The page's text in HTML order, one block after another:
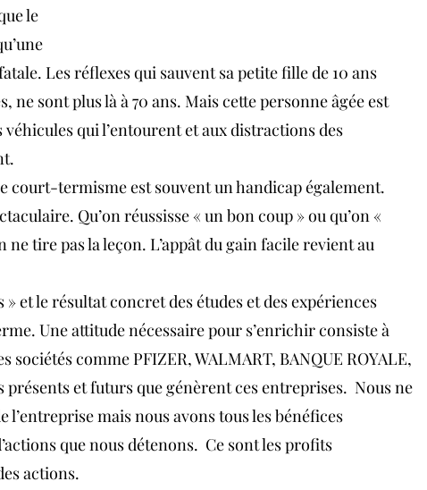
le
Les réflexes qui sauvent sa petite fille de 10 ans
ne sont plus là à 70 ans. Mais cette personne âgée est
qui l’entourent et aux distractions des
court-termisme est souvent un handicap également.
Qu’on réussisse « un bon coup » ou qu’on «
ne tire pas la leçon. L’appât du gain facile revient au
et le résultat concret des études et des expériences
Une attitude nécessaire pour s’enrichir consiste à
comme PFIZER, WALMART, BANQUE ROYALE,
et futurs que génèrent ces entreprises.  Nous ne
l’entreprise mais nous avons tous les bénéfices
que nous détenons.  Ce sont les profits
actions.